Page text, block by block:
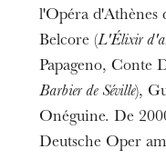
l'Opéra d'Athènes
Belcore (L'Élixir
Papageno, Conte
Barbier de Séville),
Onéguine. De
Deutsche Oper